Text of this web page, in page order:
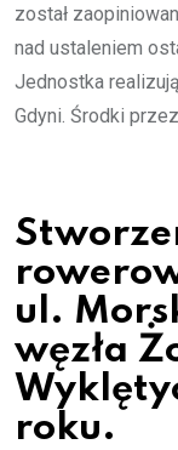
został
nad ustaleniem
Jednostka
Gdyni. Środki
ul.
węzła
roku.